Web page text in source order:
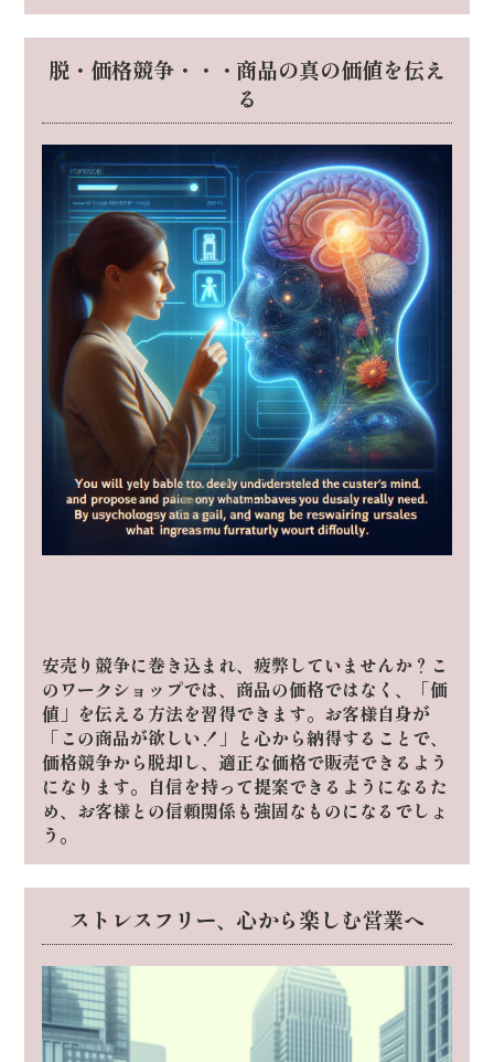
脱・価格競争・・・商品の真の価値を伝え
る
安売り競争に巻き込まれ、疲弊していませんか？ こ
のワークショップでは、商品の価格ではなく、「価
値」を伝える方法を習得できます。 お客様自身が
「この商品が欲しい！」と心から納得することで、
価格競争から脱却し、適正な価格で販売できるよう
になります。 自信を持って提案できるようになるた
め、お客様との信頼関係も強固なものになるでしょ
う。
ストレスフリー、心から楽しむ営業へ